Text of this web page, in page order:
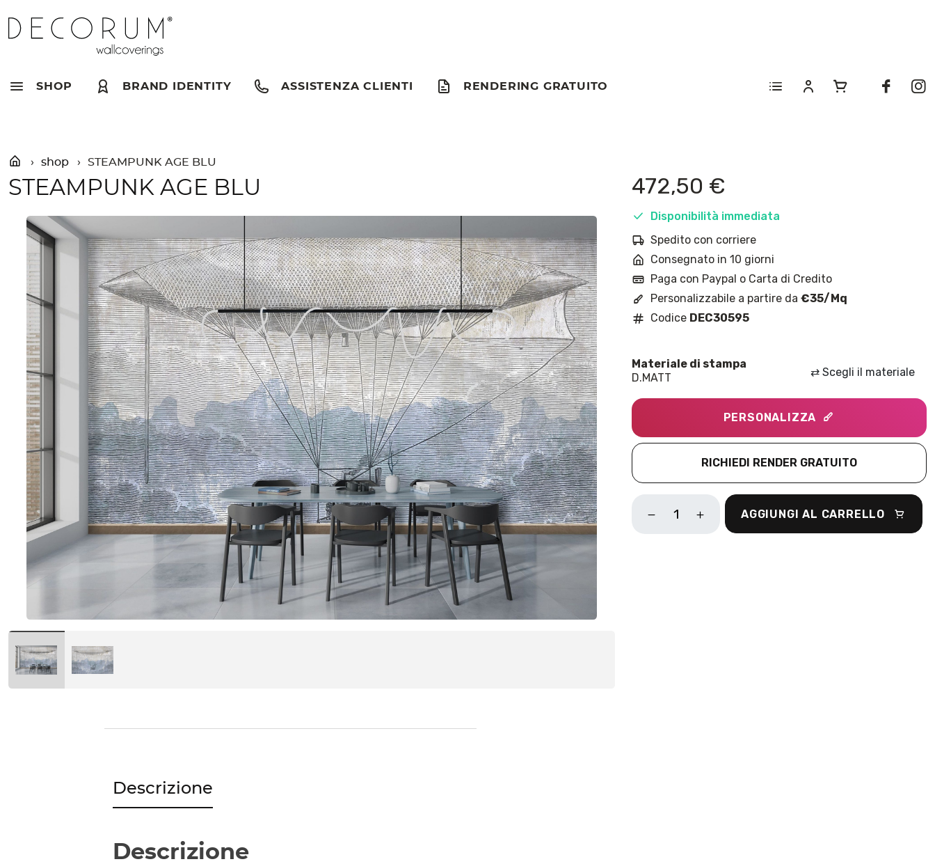
content
SHOP BRAND IDENTITY ASSISTENZA CLIENTI RENDERING GRATUITO
shop STEAMPUNK AGE BLU
STEAMPUNK AGE BLU 472,50 €
Disponibilità immediata
Spedito con corriere
Consegnato in 10 giorni
Paga con Paypal o Carta di Credito
Personalizzabile a partire da€35/Mq
Codice DEC30595
D.MATT ⇄ Scegli il materiale
PERSONALIZZA
RICHIEDI RENDER GRATUITO
STEAMPUNK
AGGIUNGI AL CARRELLO
Descrizione
Descrizione